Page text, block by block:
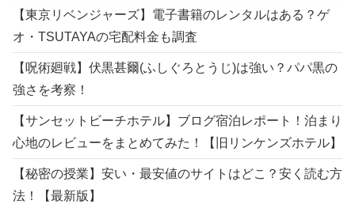
【東京リベンジャーズ】電子書籍のレンタルはある？ゲ
オ・TSUTAYAの宅配料金も調査
【呪術廻戦】伏黒甚爾(ふしぐろとうじ)は強い？パパ黒の
強さを考察！
【サンセットビーチホテル】ブログ宿泊レポート！泊まり
心地のレビューをまとめてみた！【旧リンケンズホテル】
【秘密の授業】安い・最安値のサイトはどこ？安く読む方
法！【最新版】